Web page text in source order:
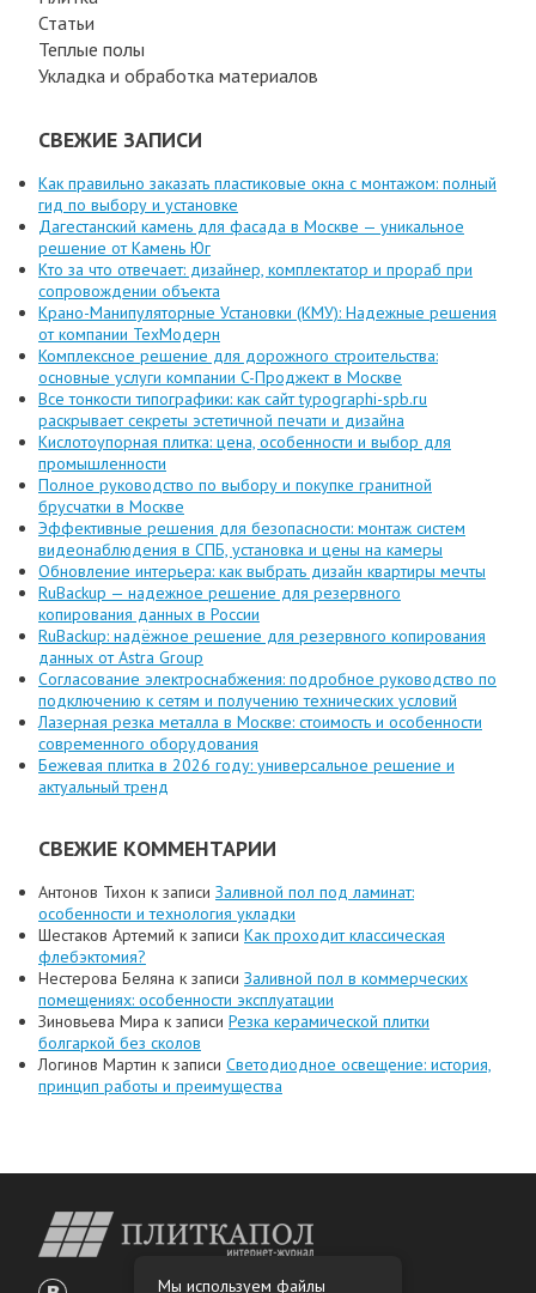
Статьи
Теплые полы
Укладка и обработка материалов
СВЕЖИЕ ЗАПИСИ
Как правильно заказать пластиковые окна с монтажом: полный
гид по выбору и установке
Дагестанский камень для фасада в Москве — уникальное
решение от Камень Юг
Кто за что отвечает: дизайнер, комплектатор и прораб при
сопровождении объекта
Крано-Манипуляторные Установки (КМУ): Надежные решения
от компании ТехМодерн
Комплексное решение для дорожного строительства:
основные услуги компании C-Проджект в Москве
Все тонкости типографики: как сайт typographi-spb.ru
раскрывает секреты эстетичной печати и дизайна
Кислотоупорная плитка: цена, особенности и выбор для
промышленности
Полное руководство по выбору и покупке гранитной
брусчатки в Москве
Эффективные решения для безопасности: монтаж систем
видеонаблюдения в СПБ, установка и цены на камеры
Обновление интерьера: как выбрать дизайн квартиры мечты
RuBackup — надежное решение для резервного
копирования данных в России
RuBackup: надёжное решение для резервного копирования
данных от Astra Group
Согласование электроснабжения: подробное руководство по
подключению к сетям и получению технических условий
Лазерная резка металла в Москве: стоимость и особенности
современного оборудования
Бежевая плитка в 2026 году: универсальное решение и
актуальный тренд
СВЕЖИЕ КОММЕНТАРИИ
Антонов Тихон к записи Заливной пол под ламинат:
особенности и технология укладки
Шестаков Артемий к записи Как проходит классическая
флебэктомия?
Нестерова Беляна к записи Заливной пол в коммерческих
помещениях: особенности эксплуатации
Зиновьева Мира к записи Резка керамической плитки
болгаркой без сколов
Логинов Мартин к записи Светодиодное освещение: история,
принцип работы и преимущества
Мы используем файлы